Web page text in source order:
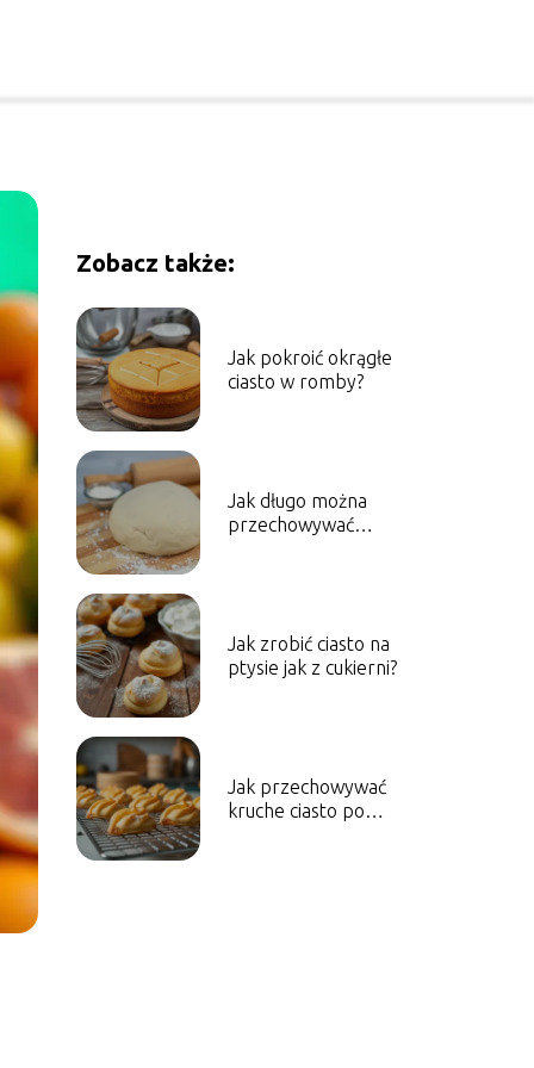
Zobacz także:
Jak pokroić okrągłe
ciasto w romby?
Jak długo można
przechowywać
Jak zrobić ciasto na
ptysie jak z cukierni?
Jak przechowywać
kruche ciasto po